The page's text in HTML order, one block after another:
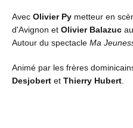
Avec Olivier Py metteur en
d'Avignon et Olivier Balazuc
Autour du spectacle Ma
Animé par les frères
Desjobert et Thierry Hubert